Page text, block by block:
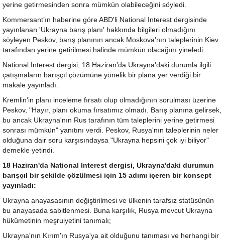
yerine getirmesinden sonra mümkün olabileceğini söyledi.
Kommersant’ın haberine göre ABD'li National Interest dergisinde
yayınlanan 'Ukrayna barış planı' hakkında bilgileri olmadığını
söyleyen Peskov, barış planının ancak Moskova'nın taleplerinin Kiev
tarafından yerine getirilmesi halinde mümkün olacağını yineledi.
National Interest dergisi, 18 Haziran’da Ukrayna'daki durumla ilgili
çatışmaların barışçıl çözümüne yönelik bir plana yer verdiği bir
makale yayınladı.
Kremlin'in planı inceleme fırsatı olup olmadığının sorulması üzerine
Peskov, "Hayır, planı okuma fırsatımız olmadı. Barış planına gelirsek,
bu ancak Ukrayna'nın Rus tarafının tüm taleplerini yerine getirmesi
sonrası mümkün" yanıtını verdi. Peskov, Rusya'nın taleplerinin neler
olduğuna dair soru karşısındaysa "Ukrayna hepsini çok iyi biliyor"
demekle yetindi.
18 Haziran'da National Interest dergisi, Ukrayna'daki durumun
barışçıl bir şekilde çözülmesi için 15 adımı içeren bir konsept
yayınladı:
Ukrayna anayasasının değiştirilmesi ve ülkenin tarafsız statüsünün
bu anayasada sabitlenmesi. Buna karşılık, Rusya mevcut Ukrayna
hükümetinin meşruiyetini tanımalı;
Ukrayna'nın Kırım'ın Rusya'ya ait olduğunu tanıması ve herhangi bir